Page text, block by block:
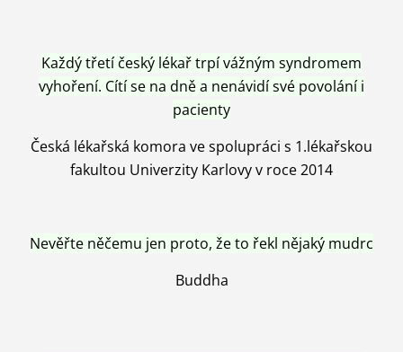
Každý třetí český lékař trpí vážným syndromem
vyhoření. Cítí se na dně a nenávidí své povolání i
pacienty
Česká lékařská komora ve spolupráci s 1.lékařskou
fakultou Univerzity Karlovy v roce 2014
Nevěřte něčemu jen proto, že to řekl nějaký mudrc
Buddha